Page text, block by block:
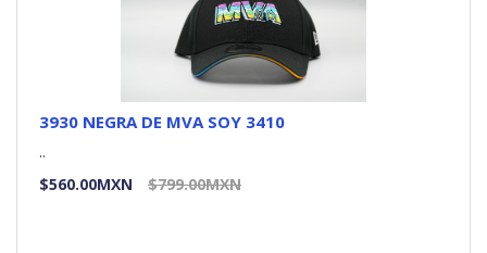
3930 NEGRA DE MVA SOY 3410
..
$560.00MXN
$799.00MXN